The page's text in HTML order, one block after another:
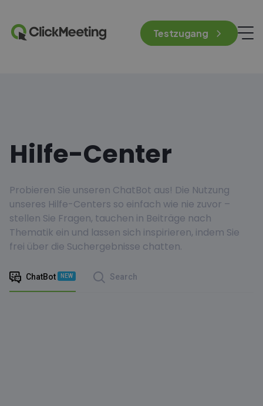
Testzugang
Hilfe-Center
Probieren Sie unseren ChatBot aus! Die Nutzung
unseres Hilfe-Centers so einfach wie nie zuvor –
stellen Sie Fragen, tauchen in Beiträge nach
Thematik ein und lassen sich inspirieren, indem Sie
frei über die Suchergebnisse chatten.
ChatBot NEW Search